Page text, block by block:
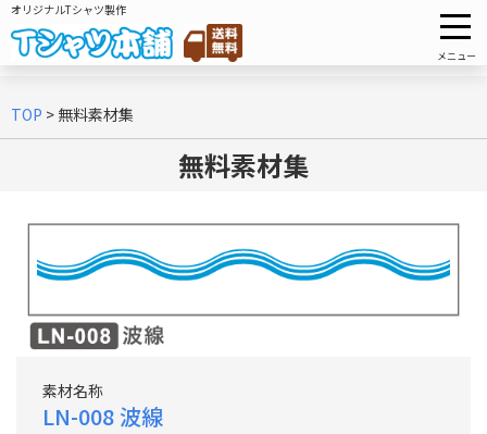
オリジナルTシャツ製作
メニュー
TOP > 無料素材集
無料素材集
素材名称
LN-008 波線